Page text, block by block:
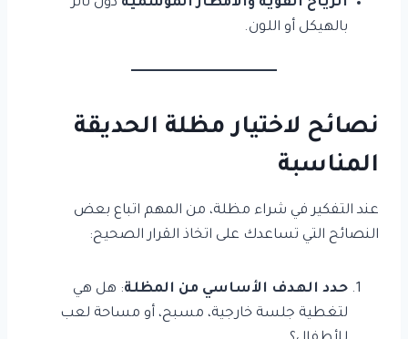
بالهيكل أو اللون.
نصائح لاختيار مظلة الحديقة
المناسبة
عند التفكير في شراء مظلة، من المهم اتباع بعض
النصائح التي تساعدك على اتخاذ القرار الصحيح:
حدد الهدف الأساسي من المظلة: هل هي
لتغطية جلسة خارجية، مسبح، أو مساحة لعب